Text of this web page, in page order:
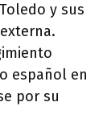
y sus
español en
por su